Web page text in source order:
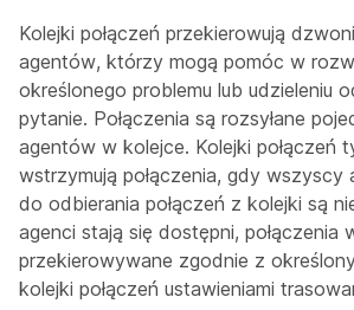
Kolejki połączeń przekierowują
agentów, którzy mogą pomóc w
określonego problemu lub udzieleniu
pytanie. Połączenia są rozsyłane
agentów w kolejce. Kolejki połączeń
wstrzymują połączenia, gdy wszyscy
do odbierania połączeń z kolejki są
agenci stają się dostępni, połączenia
przekierowywane zgodnie z
kolejki połączeń ustawieniami